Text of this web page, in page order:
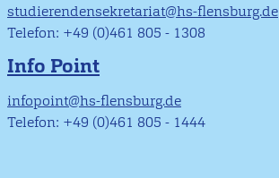
studierendensekretariat@hs-flensburg.de
Telefon: +49 (0)461 805 - 1308
Info Point
infopoint@hs-flensburg.de
Telefon: +49 (0)461 805 - 1444